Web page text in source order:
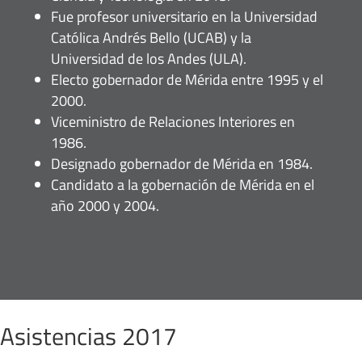
Fue profesor universitario en la Universidad
Católica Andrés Bello (UCAB) y la
Universidad de los Andes (ULA).
Electo gobernador de Mérida entre 1995 y el
2000.
Viceministro de Relaciones Interiores en
1986.
Designado gobernador de Mérida en 1984.
Candidato a la gobernación de Mérida en el
año 2000 y 2004.
Asistencias 2017